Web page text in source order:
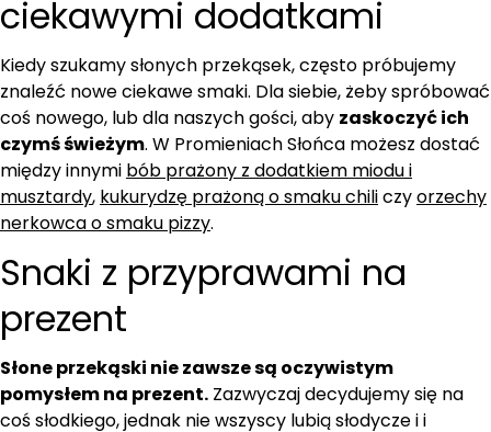
ciekawymi dodatkami
Kiedy szukamy słonych przekąsek, często próbujemy
znaleźć nowe ciekawe smaki. Dla siebie, żeby spróbować
coś nowego, lub dla naszych gości, aby zaskoczyć ich
czymś świeżym. W Promieniach Słońca możesz dostać
między innymi bób prażony z dodatkiem miodu i
musztardy, kukurydzę prażoną o smaku chiliczyorzechy
nerkowca o smaku pizzy.
Snaki z przyprawami na
prezent
Słone przekąski nie zawsze są oczywistym
pomysłem na prezent. Zazwyczaj decydujemy się na
coś słodkiego, jednak nie wszyscy lubią słodycze i i